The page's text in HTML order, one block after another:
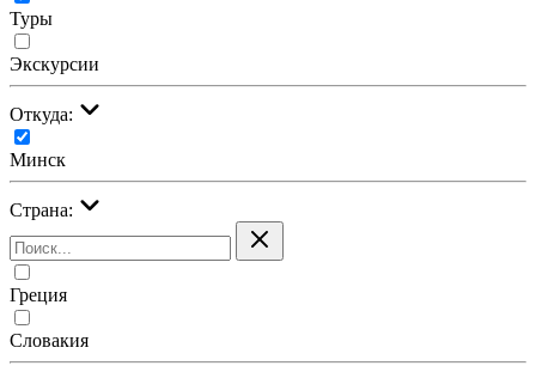
Туры
Экскурсии
Откуда:
Минск
Страна:
Греция
Словакия